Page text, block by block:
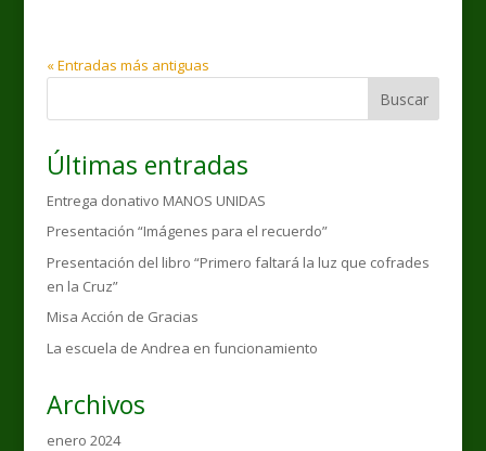
« Entradas más antiguas
Buscar
Últimas entradas
Entrega donativo MANOS UNIDAS
Presentación “Imágenes para el recuerdo”
Presentación del libro “Primero faltará la luz que cofrades
en la Cruz”
Misa Acción de Gracias
La escuela de Andrea en funcionamiento
Archivos
enero 2024